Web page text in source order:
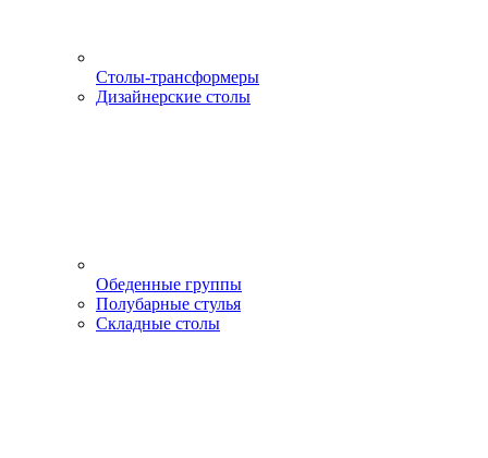
Столы-трансформеры
Дизайнерские столы
Обеденные группы
Полубарные стулья
Складные столы